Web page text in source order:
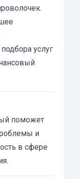
услуг
поможет
и
в сфере